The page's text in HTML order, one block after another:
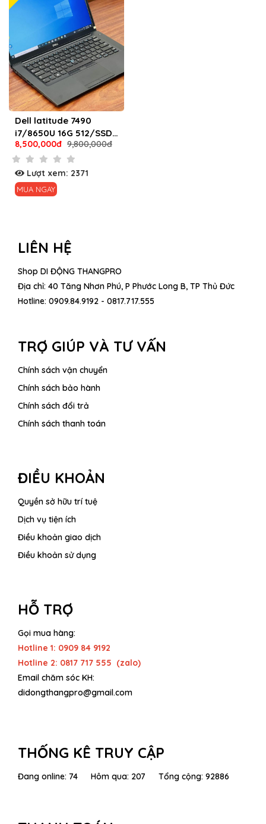
Dell latitude 7490
i7/8650U 16G 512/SSD
mới 99%
8,500,000đ 9,800,000đ
Lượt xem: 2371
MUA NGAY
LIÊN HỆ
Shop DI ĐỘNG THANGPRO
Địa chỉ: 40 Tăng Nhơn Phú, P Phước Long B, TP Thủ Đức
Hotline: 0909.84.9192 - 0817.717.555
TRỢ GIÚP VÀ TƯ VẤN
Chính sách vận chuyển
Chính sách bảo hành
Chính sách đổi trả
Chính sách thanh toán
ĐIỀU KHOẢN
Quyền sở hữu trí tuệ
Dịch vụ tiện ích
Điều khoản giao dịch
Điều khoản sử dụng
HỖ TRỢ
Gọi mua hàng:
Hotline 1: 0909 84 9192
Hotline 2: 0817 717 555 (zalo)
Email chăm sóc KH:
didongthangpro@gmail.com
THỐNG KÊ TRUY CẬP
Đang online: 74 Hôm qua: 207 Tổng cộng: 92886